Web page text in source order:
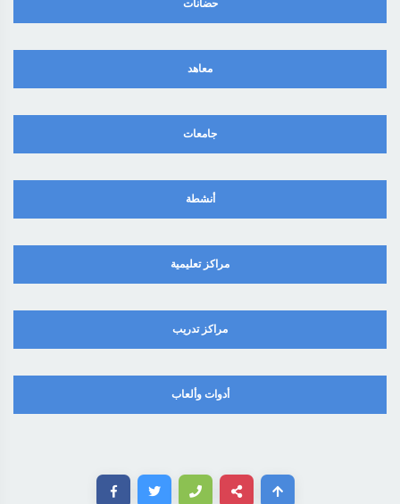
حضانات
معاهد
جامعات
أنشطة
مراكز تعليمية
مراكز تدريب
أدوات وألعاب